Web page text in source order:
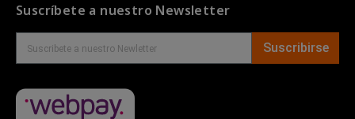
Suscríbete a nuestro Newsletter
Suscribirse